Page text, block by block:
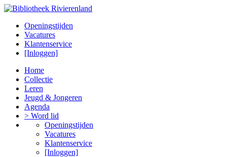
Openingstijden
Vacatures
Klantenservice
[Inloggen]
Home
Collectie
Leren
Jeugd & Jongeren
Agenda
> Word lid
Openingstijden
Vacatures
Klantenservice
[Inloggen]